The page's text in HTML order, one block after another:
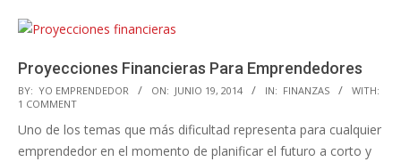
Proyecciones Financieras Para Emprendedores
2014-
06-
19
BY: YO EMPRENDEDOR ON: JUNIO 19, 2014 IN: FINANZAS
WITH:
1 COMMENT
Uno de los temas que más dificultad representa para cualquier
emprendedor en el momento de planificar el futuro a corto y